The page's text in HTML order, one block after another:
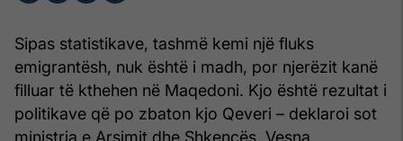
Sipas statistikave, tashmë kemi një fluks
emigrantësh, nuk është i madh, por njerëzit kanë
filluar të kthehen në Maqedoni. Kjo është rezultat i
politikave që po zbaton kjo Qeveri – deklaroi sot
ministrja e Arsimit dhe Shkencës, Vesna